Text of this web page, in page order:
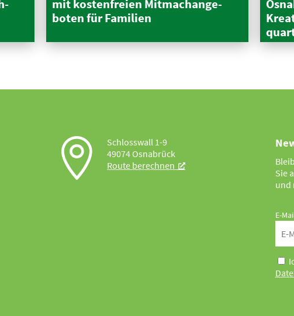
mit kosten­freien Mitma­ch­an­ge­
boten für Familien

Schlosswall 1-9
49074 Osnabrück
Route berechnen
Sie
und
E-